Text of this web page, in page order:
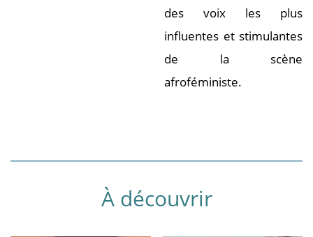
des voix les plus
influentes et stimulantes
de la scène
afroféministe.
À découvrir